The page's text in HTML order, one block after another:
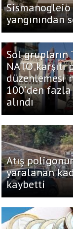
yangınından
Sol grupların
NATO
düzenlemesi
100’den
alındı
Atış
yaralanan
kaybetti